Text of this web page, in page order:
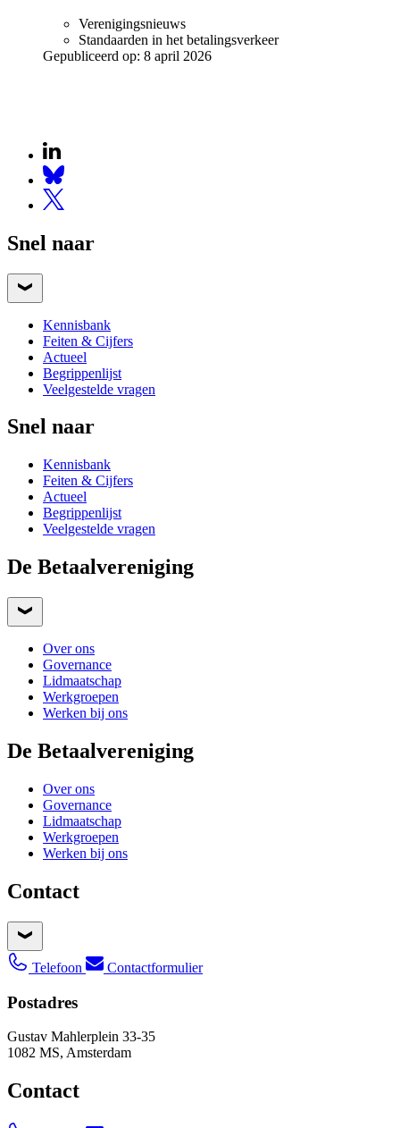
Verenigingsnieuws
Standaarden in het betalingsverkeer
Gepubliceerd op: 8 april 2026
Snel naar
Kennisbank
Feiten & Cijfers
Actueel
Begrippenlijst
Veelgestelde vragen
Snel naar
Kennisbank
Feiten & Cijfers
Actueel
Begrippenlijst
Veelgestelde vragen
De Betaalvereniging
Over ons
Governance
Lidmaatschap
Werkgroepen
Werken bij ons
De Betaalvereniging
Over ons
Governance
Lidmaatschap
Werkgroepen
Werken bij ons
Contact
Telefoon Contactformulier
Postadres
Gustav Mahlerplein 33-35
1082 MS, Amsterdam
Contact